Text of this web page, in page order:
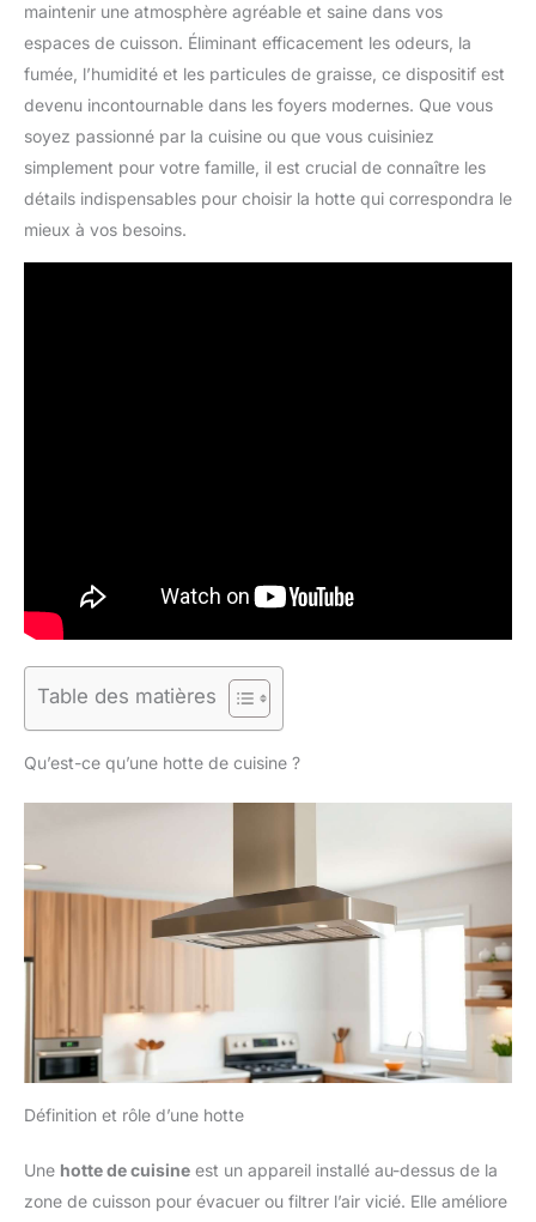
maintenir une atmosphère agréable et saine dans vos
espaces de cuisson. Éliminant efficacement les odeurs, la
fumée, l’humidité et les particules de graisse, ce dispositif est
devenu incontournable dans les foyers modernes. Que vous
soyez passionné par la cuisine ou que vous cuisiniez
simplement pour votre famille, il est crucial de connaître les
détails indispensables pour choisir la hotte qui correspondra le
mieux à vos besoins.
Table des matières
Qu’est-ce qu’une hotte de cuisine ?
Définition et rôle d’une hotte
Une hotte de cuisine est un appareil installé au-dessus de la
zone de cuisson pour évacuer ou filtrer l’air vicié. Elle améliore